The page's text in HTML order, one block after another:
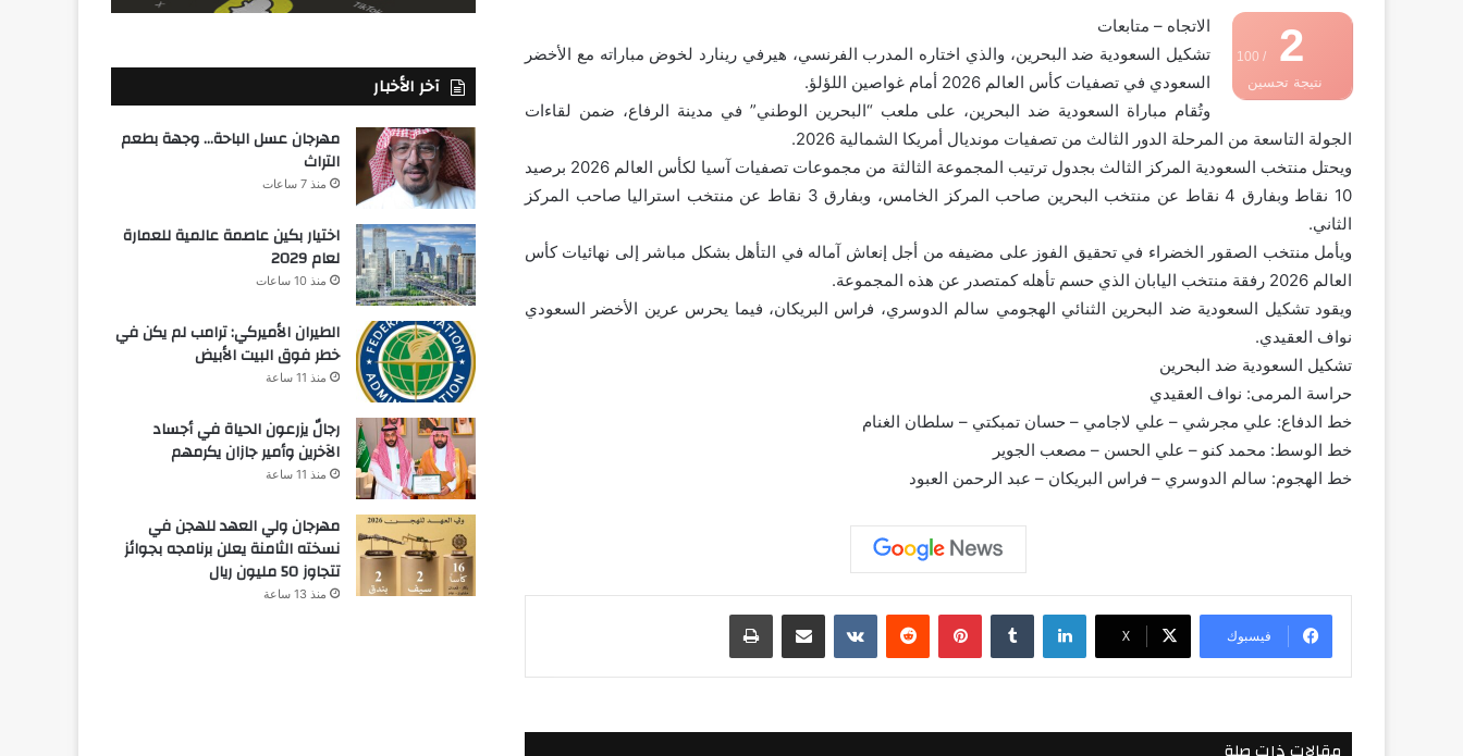
2
/ 100
نتيجة تحسين
الاتجاه – متابعات
‎تشكيل السعودية ضد البحرين، والذي اختاره المدرب الفرنسي، هيرفي رينارد لخوض مباراته مع الأخضر
السعودي في تصفيات كأس العالم 2026 أمام غواصين اللؤلؤ.
‎وتُقام مباراة السعودية ضد البحرين، على ملعب “البحرين الوطني” في مدينة الرفاع، ضمن لقاءات
الجولة التاسعة من المرحلة الدور الثالث من تصفيات مونديال أمريكا الشمالية 2026.
‎ويحتل منتخب السعودية المركز الثالث بجدول ترتيب المجموعة الثالثة من مجموعات تصفيات آسيا لكأس العالم 2026 برصيد
10 نقاط وبفارق 4 نقاط عن منتخب البحرين صاحب المركز الخامس، وبفارق 3 نقاط عن منتخب استراليا صاحب المركز
الثاني.
‎ويأمل منتخب الصقور الخضراء في تحقيق الفوز على مضيفه من أجل إنعاش آماله في التأهل بشكل مباشر إلى نهائيات كأس
العالم 2026 رفقة منتخب اليابان الذي حسم تأهله كمتصدر عن هذه المجموعة.
‎ويقود تشكيل السعودية ضد البحرين الثنائي الهجومي سالم الدوسري، فراس البريكان، فيما يحرس عرين الأخضر السعودي
نواف العقيدي.
تشكيل السعودية ضد البحرين
فيسبوك ‫X
لينكدإن بينتيريست مشاركة عبر البريد طباعة
آخر الأخبار
مهرجان عسل الباحة… وجهة بطعم
التراث
منذ 7 ساعات
اختيار بكين عاصمة عالمية للعمارة
لعام 2029
منذ 10 ساعات
الطيران الأميركي: ترامب لم يكن في
خطر فوق البيت الأبيض
منذ 11 ساعة
رجالٌ يزرعون الحياة في أجساد
الآخرين وأمير جازان يكرمهم
منذ 11 ساعة
مهرجان ولي العهد للهجن في
نسخته الثامنة يعلن برنامجه بجوائز
تتجاوز 50 مليون ريال
منذ 13 ساعة